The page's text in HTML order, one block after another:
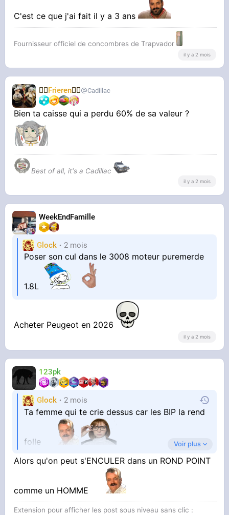
C'est ce que j'ai fait il y a 3 ans
Fournisseur officiel de concombres de Trapvador
il y a 2 mois
🧝‍♀️Frieren🧝‍♀️ Cadillac
Bien ta caisse qui a perdu 60% de sa valeur ?
Best of all, it's a Cadillac
il y a 2 mois
WeekEndFamille
Glock 2 mois
Poser son cul dans le 3008 moteur puremerde
1.8L
Acheter Peugeot en 2026
il y a 2 mois
123pk
Glock 2 mois
Ta femme qui te crie dessus car les BIP la rend
folle
Ton enfant TDAH HPI sous aderall qui
commencent à lâcher des instrus de rap sur le
bip
Voir plus
Alors qu'on peut s'ENCULER dans un ROND POINT
comme un HOMME
Extension pour afficher les post sous niveau sans clic :